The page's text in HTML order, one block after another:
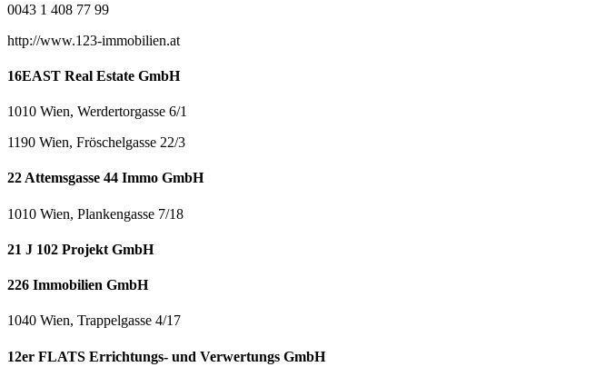
0043 1 408 77 99
http://www.123-immobilien.at
16EAST Real Estate GmbH
1010 Wien, Werdertorgasse 6/1
1190 Wien, Fröschelgasse 22/3
22 Attemsgasse 44 Immo GmbH
1010 Wien, Plankengasse 7/18
21 J 102 Projekt GmbH
226 Immobilien GmbH
1040 Wien, Trappelgasse 4/17
12er FLATS Errichtungs- und Verwertungs GmbH